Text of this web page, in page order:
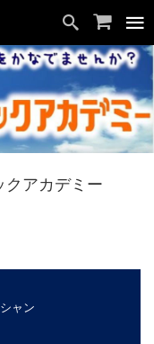
クアカデミー
ャン